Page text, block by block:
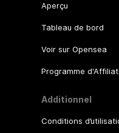
Aperçu
Tableau de bord
Voir sur Opensea
Programme
Additionnel
Conditions